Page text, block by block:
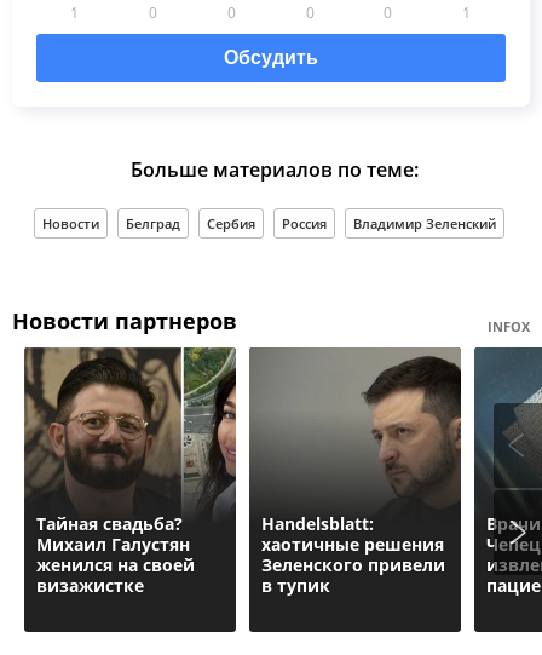
1 0 0 0 0 1
Обсудить
Больше материалов по теме:
Новости Белград Сербия Россия Владимир Зеленский
Новости партнеров INFOX
Тайная свадьба?
Михаил Галустян
женился на своей
визажистке
Handelsblatt:
хаотичные решения
Зеленского привели
в тупик